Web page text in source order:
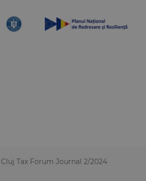
Cluj Tax Forum Journal 2/2024